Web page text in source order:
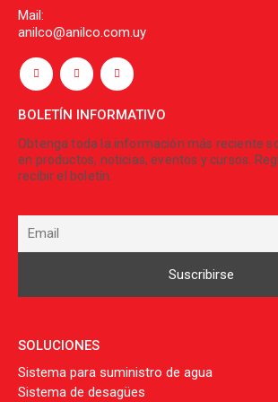
Mail:
anilco@anilco.com.uy
BOLETÍN INFORMATIVO
Obtenga toda la información más reciente
en productos, noticias, eventos y cursos.
recibir el boletín.
SOLUCIONES
Sistema para suministro de agua
Sistema de desagües